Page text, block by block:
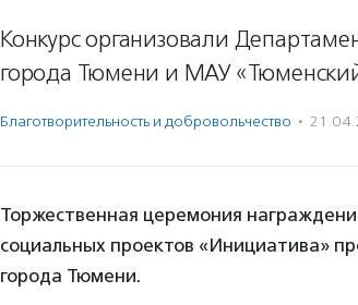
Конкурс организовали
города Тюмени и МАУ
Благотвори­тель­ность и доброволь­чест­во ·
Торжественная церемония
социальных проектов «Инициатива»
города Тюмени.